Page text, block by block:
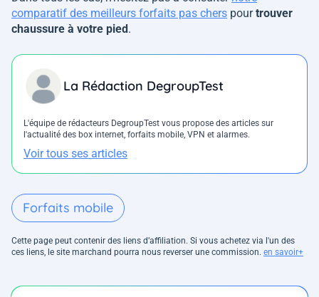
comparatif des meilleurs forfaits pas chers pourtrouver
chaussure à votre pied .
La Rédaction DegroupTest
L'équipe de rédacteurs DegroupTest vous propose des articles sur
l'actualité des box internet, forfaits mobile, VPN et alarmes.
Voir tous ses articles
Forfaits mobile
Cette page peut contenir des liens d’affiliation. Si vous achetez via l'un des
ces liens, le site marchand pourra nous reverser une commission. en savoir+